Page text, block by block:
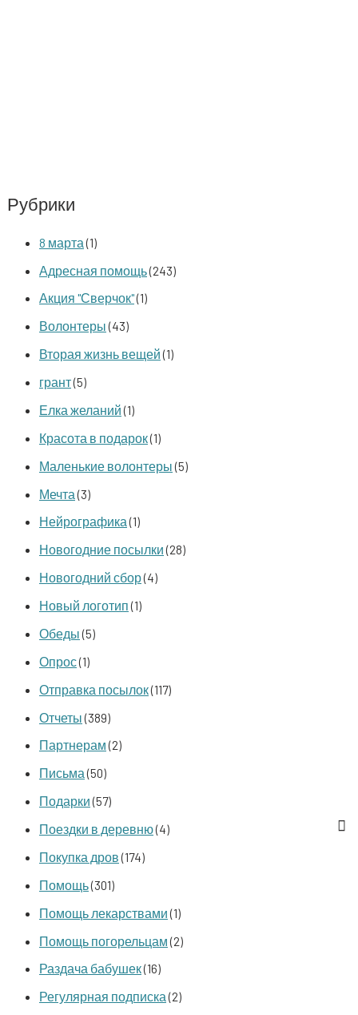
Рубрики
8 марта(1)
Адресная помощь(243)
Акция "Сверчок"(1)
Волонтеры(43)
Вторая жизнь вещей(1)
грант(5)
Елка желаний(1)
Красота в подарок(1)
Маленькие волонтеры(5)
Мечта(3)
Нейрографика(1)
Новогодние посылки(28)
Новогодний сбор(4)
Новый логотип(1)
Обеды(5)
Опрос(1)
Отправка посылок(117)
Отчеты(389)
Партнерам(2)
Письма(50)
Подарки(57)
Поездки в деревню(4)
Покупка дров(174)
Помощь(301)
Помощь лекарствами(1)
Помощь погорельцам(2)
Раздача бабушек(16)
Регулярная подписка(2)